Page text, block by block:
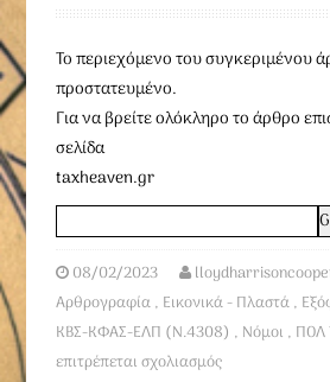
To περιεχόμενο του συγκεριμένου
προστατευμένο.
Για να βρείτε ολόκληρο το άρθρο
σελίδα
taxheaven.gr
08/02/2023
Αρθρογραφία, Εικονικά - Πλαστά,
ΚΒΣ-ΚΦΑΣ-ΕΛΠ (Ν.4308) , Νόμοι , ΠΟΛ
επιτρέπεται σχολιασμός